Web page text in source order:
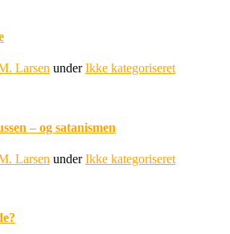
Larsen underIkke kategoriseret
– og satanismen
Larsen underIkke kategoriseret